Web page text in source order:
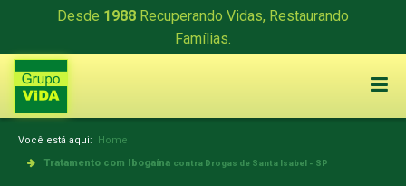
Desde 1988 Recuperando Vidas, Restaurando
Famílias.
Você está aqui: Home
Tratamento com Ibogaína contra Drogas de Santa Isabel - SP